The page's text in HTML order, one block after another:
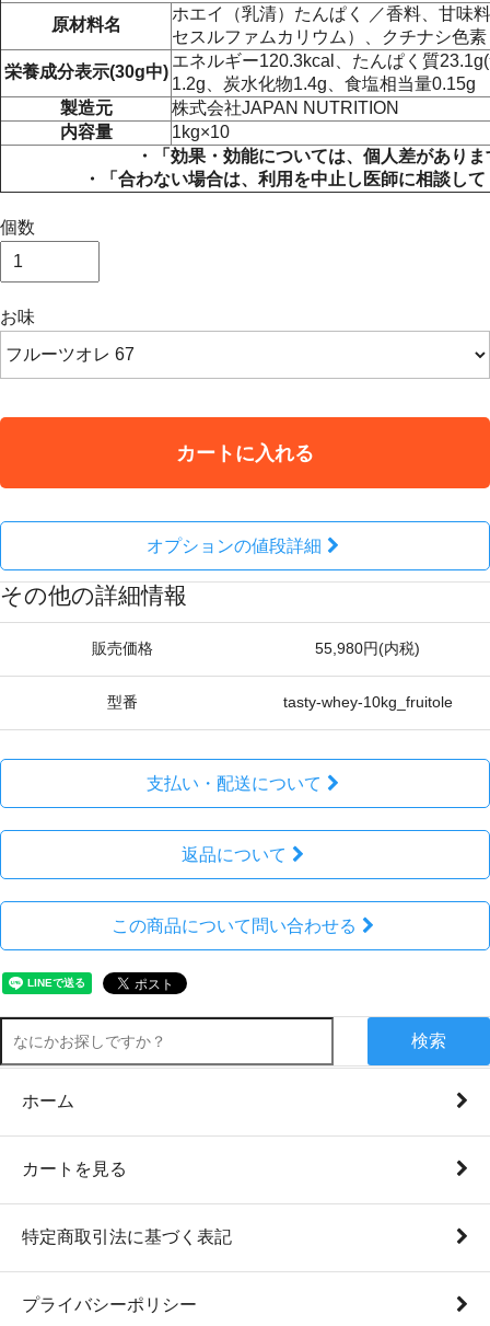
原材料名
ホエイ（乳清）たんぱく ／香料、甘味
セスルファムカリウム）、クチナシ色素
栄養成分表示(30g中)
エネルギー120.3kcal、たんぱく質
1.2g、炭水化物1.4g、食塩相当量0.15g
製造元
株式会社JAPAN NUTRITION
内容量
1kg×10
・「効果・効能については、個人差がありま
・「合わない場合は、利用を中止し医師に相談し
個数
お味
カートに入れる
オプションの値段詳細
その他の詳細情報
販売価格 55,980円(内税)
型番 tasty-whey-10kg_fruitole
支払い・配送について
返品について
この商品について問い合わせる
検索
ホーム
カートを見る
特定商取引法に基づく表記
プライバシーポリシー